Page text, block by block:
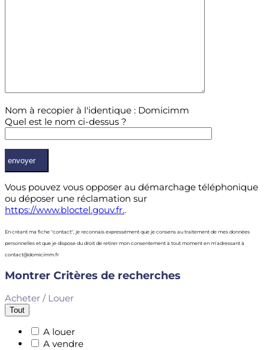
Nom à recopier à l'identique : Domicimm
Quel est le nom ci-dessus ?
Vous pouvez vous opposer au démarchage téléphonique
ou déposer une réclamation sur
https://www.bloctel.gouv.fr..
En créant ma fiche "contact", je reconnais expressément que je consens au traitement de mes données
personnelles et que je dispose du droit de retirer mon consentement à tout moment en m'adressant à
contact@domicimm.fr
Montrer Critères de recherches
Acheter / Louer
Tout
A louer
A vendre